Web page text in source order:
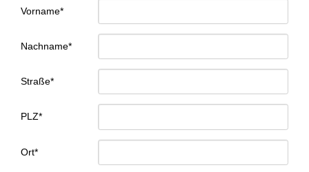
Vorname*
Nachname*
Straße*
PLZ*
Ort*